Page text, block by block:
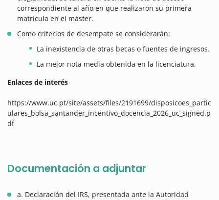
correspondiente al año en que realizaron su primera
matrícula en el máster.
Como criterios de desempate se considerarán:
La inexistencia de otras becas o fuentes de ingresos.
La mejor nota media obtenida en la licenciatura.
Enlaces de interés
https://www.uc.pt/site/assets/files/2191699/disposicoes_partic
ulares_bolsa_santander_incentivo_docencia_2026_uc_signed.p
df
Documentación a adjuntar
a. Declaración del IRS, presentada ante la Autoridad